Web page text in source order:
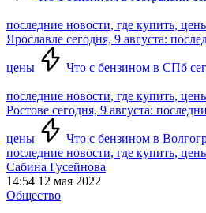
последние новости, где купить,
Ярославле сегодня, 9 августа:
цены Что с бензином в СПб
последние новости, где купить,
Ростове сегодня, 9 августа:
цены
Что с бензином в
последние новости, где купить,
Сабина Гусейнова
14:54 12 мая 2022
Общество